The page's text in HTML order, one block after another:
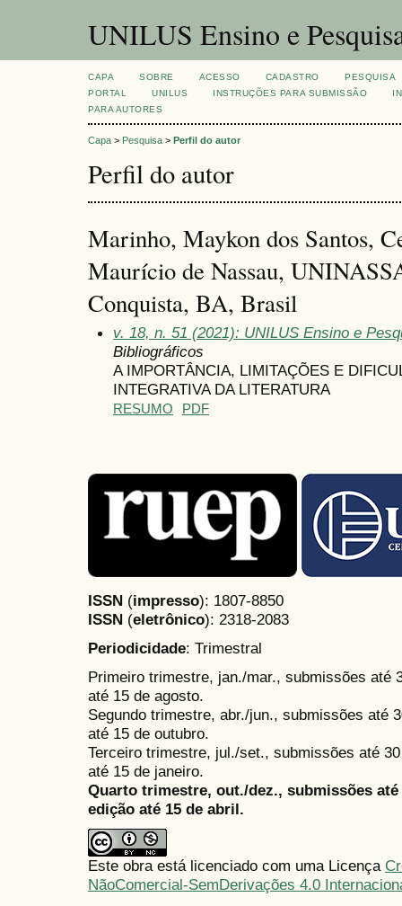
UNILUS Ensino e
CAPA SOBRE ACESSO CADASTRO
PESQUISA
PORTAL
UNILUS INSTRUÇÕES PARA SUBMISSÃO
PARA AUTORES
Capa > Pesquisa > Perfil do autor
Perfil do autor
Marinho, Maykon dos Santos,
Maurício de Nassau,
Conquista, BA, Brasil
v. 18, n. 51 (2021): UNILUS Ensino e
Bibliográficos
A IMPORTÂNCIA, LIMITAÇÕES E
INTEGRATIVA DA LITERATURA
RESUMO PDF
ISSN (impresso): 1807-8850
ISSN (eletrônico): 2318-2083
Periodicidade: Trimestral
Primeiro trimestre, jan./mar., submissões até
até 15 de agosto.
Segundo trimestre, abr./jun., submissões até
até 15 de outubro.
Terceiro trimestre, jul./set., submissões até
até 15 de janeiro.
Quarto trimestre, out./dez., submissões
edição até 15 de abril.
Este obra está licenciado com uma Licença
NãoComercial-SemDerivações 4.0